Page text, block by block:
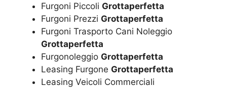
Furgoni Piccoli Grottaperfetta
Furgoni Prezzi Grottaperfetta
Furgoni Trasporto Cani Noleggio
Grottaperfetta
Furgonoleggio Grottaperfetta
Leasing Furgone Grottaperfetta
Leasing Veicoli Commerciali